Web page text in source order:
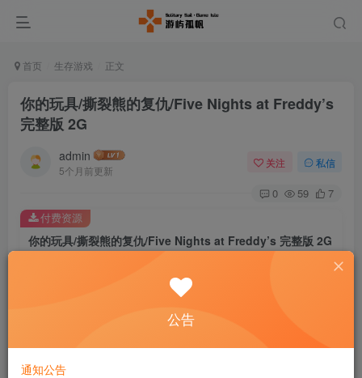
首页 生存游戏 正文
你的玩具/撕裂熊的复仇/Five Nights at Freddy’s
完整版 2G
admin
5个月前更新
关注 私信
0 59 7
你的玩具/撕裂熊的复仇/Five Nights at Freddy’s 完整版 2G
5
暂时无法购买，请与客服联系
付费资源
公告
通知公告